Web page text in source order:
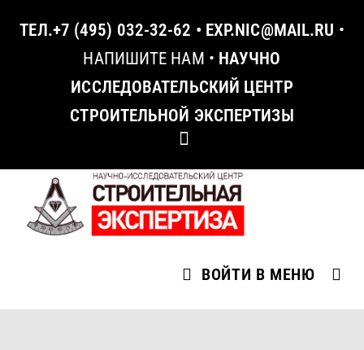
ТЕЛ.+7 (495) 032-32-62 • EXP.NIC@MAIL.RU •
НАПИШИТЕ НАМ • НАУЧНО
ИССЛЕДОВАТЕЛЬСКИЙ ЦЕНТР
СТРОИТЕЛЬНОЙ ЭКСПЕРТИЗЫ
ВОЙТИ В МЕНЮ